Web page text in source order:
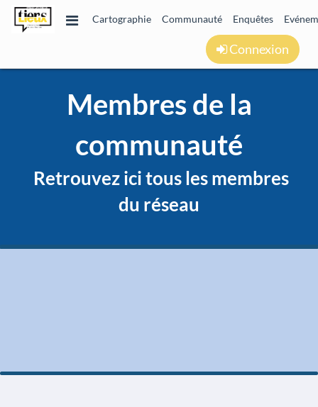
Cartographie Communauté Enquêtes
Connexion
Membres de la
communauté
Retrouvez ici tous les membres
du réseau